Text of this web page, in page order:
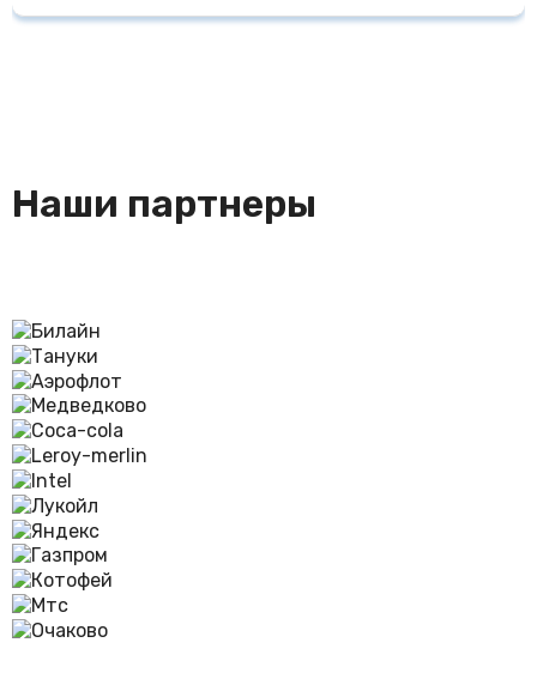
несколько лет. При промышленной эксплуатации - не
Мы предоставляем сертификаты на наши изделия,
Наши партнеры